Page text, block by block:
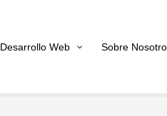
Desarrollo Web Sobre